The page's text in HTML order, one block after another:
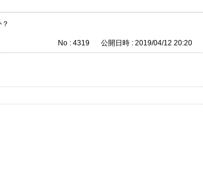
No : 4319 公開日時 : 2019/04/12 20:20